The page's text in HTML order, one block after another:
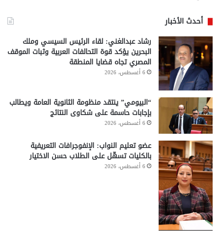
أحدث الأخبار
رشاد عبدالغني: لقاء الرئيس السيسي وملك
البحرين يؤكد قوة التحالفات العربية وثبات الموقف
المصري تجاه قضايا المنطقة
6 أغسطس، 2026
“البيومي” ينتقد منظومة الثانوية العامة ويطالب
بإجابات حاسمة على شكاوى النتائج
6 أغسطس، 2026
عضو تعليم النواب: الإنفوجرافات التعريفية
بالكليات تسهّل على الطلاب حسن الاختيار
6 أغسطس، 2026